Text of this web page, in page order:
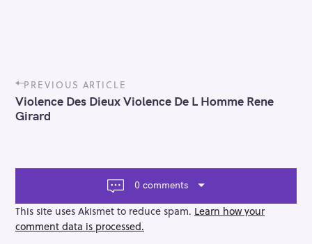
P
o
s
t
v
a
t
i
PREVIOUS ARTICLE
Violence Des Dieux Violence De L Homme Rene
Girard
0 comments
This site uses Akismet to reduce spam. Learn how your
comment data is processed.